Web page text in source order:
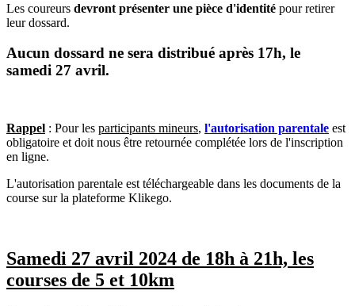
Les coureurs devront présenter une pièce d'identité pour retirer
leur dossard.
Aucun dossard ne sera distribué après 17h, le
samedi 27 avril.
Rappel : Pour les participants mineurs, l'autorisation parentale est
obligatoire et doit nous être retournée complétée lors de l'inscription
en ligne.
L'autorisation parentale est téléchargeable dans les documents de la
course sur la plateforme Klikego.
Samedi 27 avril 2024 de 18h à 21h, les
courses de 5 et 10km